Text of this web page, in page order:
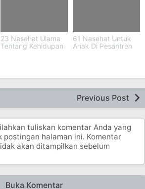
23 Nasehat Ulama
Tentang Kehidupan
61 Nasehat Untuk
Anak Di Pesantren
Previous Post
tuliskan komentar Anda yang
postingan halaman ini. Komentar
akan ditampilkan sebelum
Buka Komentar